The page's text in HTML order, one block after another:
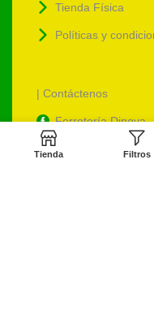
Tienda Física
Políticas y
| Contáctenos
Ferretería Dinova
Tienda Filtros